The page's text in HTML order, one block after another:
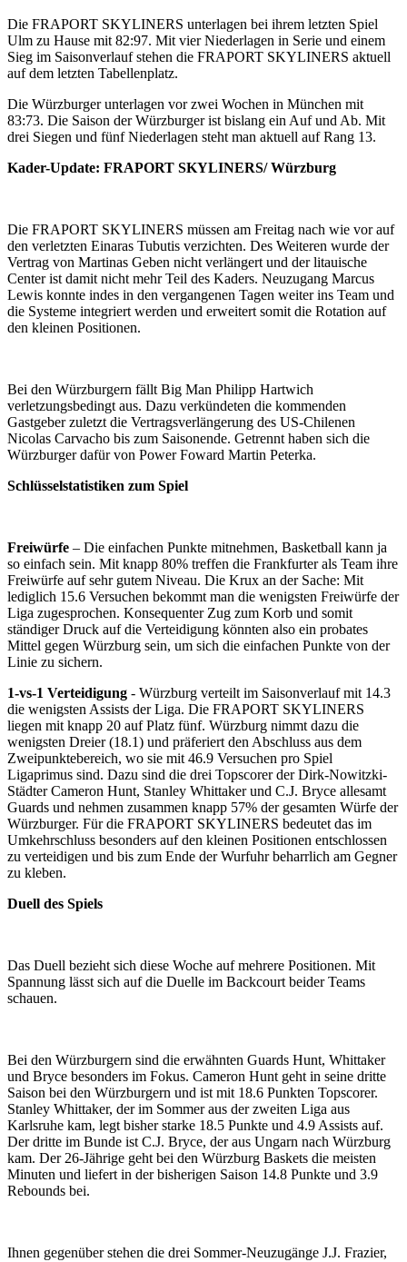
Die FRAPORT SKYLINERS unterlagen bei ihrem letzten Spiel
Ulm zu Hause mit 82:97. Mit vier Niederlagen in Serie und einem
Sieg im Saisonverlauf stehen die FRAPORT SKYLINERS aktuell
auf dem letzten Tabellenplatz.
Die Würzburger unterlagen vor zwei Wochen in München mit
83:73. Die Saison der Würzburger ist bislang ein Auf und Ab. Mit
drei Siegen und fünf Niederlagen steht man aktuell auf Rang 13.
Kader-Update: FRAPORT SKYLINERS/ Würzburg
Die FRAPORT SKYLINERS müssen am Freitag nach wie vor auf
den verletzten Einaras Tubutis verzichten. Des Weiteren wurde der
Vertrag von Martinas Geben nicht verlängert und der litauische
Center ist damit nicht mehr Teil des Kaders. Neuzugang Marcus
Lewis konnte indes in den vergangenen Tagen weiter ins Team und
die Systeme integriert werden und erweitert somit die Rotation auf
den kleinen Positionen.
Bei den Würzburgern fällt Big Man Philipp Hartwich
verletzungsbedingt aus. Dazu verkündeten die kommenden
Gastgeber zuletzt die Vertragsverlängerung des US-Chilenen
Nicolas Carvacho bis zum Saisonende. Getrennt haben sich die
Würzburger dafür von Power Foward Martin Peterka.
Schlüsselstatistiken zum Spiel
Freiwürfe – Die einfachen Punkte mitnehmen, Basketball kann ja
so einfach sein. Mit knapp 80% treffen die Frankfurter als Team ihre
Freiwürfe auf sehr gutem Niveau. Die Krux an der Sache: Mit
lediglich 15.6 Versuchen bekommt man die wenigsten Freiwürfe der
Liga zugesprochen. Konsequenter Zug zum Korb und somit
ständiger Druck auf die Verteidigung könnten also ein probates
Mittel gegen Würzburg sein, um sich die einfachen Punkte von der
Linie zu sichern.
1-vs-1 Verteidigung - Würzburg verteilt im Saisonverlauf mit 14.3
die wenigsten Assists der Liga. Die FRAPORT SKYLINERS
liegen mit knapp 20 auf Platz fünf. Würzburg nimmt dazu die
wenigsten Dreier (18.1) und präferiert den Abschluss aus dem
Zweipunktebereich, wo sie mit 46.9 Versuchen pro Spiel
Ligaprimus sind. Dazu sind die drei Topscorer der Dirk-Nowitzki-
Städter Cameron Hunt, Stanley Whittaker und C.J. Bryce allesamt
Guards und nehmen zusammen knapp 57% der gesamten Würfe der
Würzburger. Für die FRAPORT SKYLINERS bedeutet das im
Umkehrschluss besonders auf den kleinen Positionen entschlossen
zu verteidigen und bis zum Ende der Wurfuhr beharrlich am Gegner
zu kleben.
Duell des Spiels
Das Duell bezieht sich diese Woche auf mehrere Positionen. Mit
Spannung lässt sich auf die Duelle im Backcourt beider Teams
schauen.
Bei den Würzburgern sind die erwähnten Guards Hunt, Whittaker
und Bryce besonders im Fokus. Cameron Hunt geht in seine dritte
Saison bei den Würzburgern und ist mit 18.6 Punkten Topscorer.
Stanley Whittaker, der im Sommer aus der zweiten Liga aus
Karlsruhe kam, legt bisher starke 18.5 Punkte und 4.9 Assists auf.
Der dritte im Bunde ist C.J. Bryce, der aus Ungarn nach Würzburg
kam. Der 26-Jährige geht bei den Würzburg Baskets die meisten
Minuten und liefert in der bisherigen Saison 14.8 Punkte und 3.9
Rebounds bei.
Ihnen gegenüber stehen die drei Sommer-Neuzugänge J.J. Frazier,